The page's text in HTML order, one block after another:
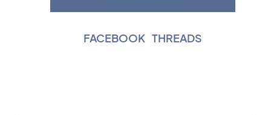
FACEBOOK THREADS